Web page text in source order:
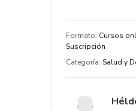
Estudia a tu
dispositivo
Formato: Cursos
Suscripción
Categoría: Salud y